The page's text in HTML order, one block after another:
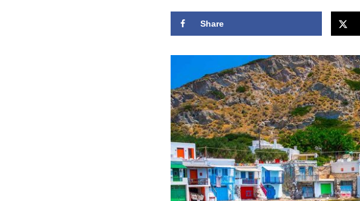
Share